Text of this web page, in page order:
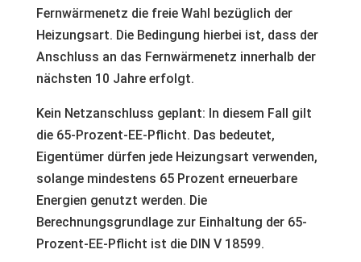
Fernwärmenetz die freie Wahl bezüglich der
Heizungsart. Die Bedingung hierbei ist, dass der
Anschluss an das Fernwärmenetz innerhalb der
nächsten 10 Jahre erfolgt.
Kein Netzanschluss geplant: In diesem Fall gilt
die 65-Prozent-EE-Pflicht. Das bedeutet,
Eigentümer dürfen jede Heizungsart verwenden,
solange mindestens 65 Prozent erneuerbare
Energien genutzt werden. Die
Berechnungsgrundlage zur Einhaltung der 65-
Prozent-EE-Pflicht ist die DIN V 18599.